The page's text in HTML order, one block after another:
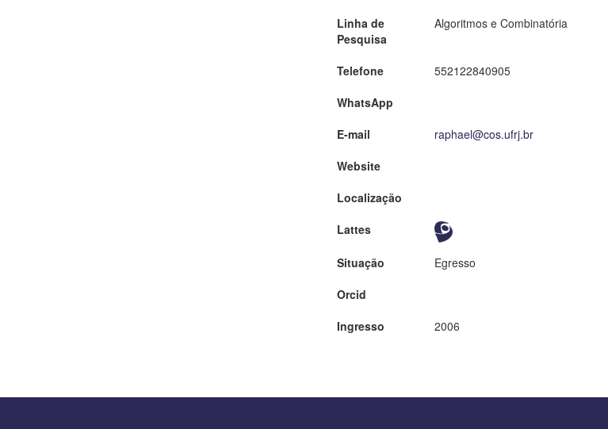
Linha de
Pesquisa
Algoritmos e Combinatória
Telefone
552122840905
WhatsApp
E-mail
raphael@cos.ufrj.br
Website
Localização
Lattes
Situação
Egresso
Orcid
Ingresso
2006